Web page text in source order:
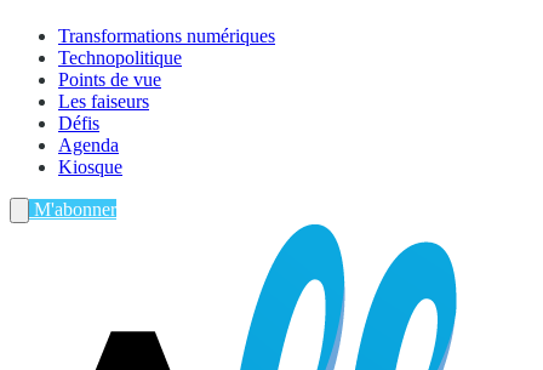
Transformations numériques
Technopolitique
Points de vue
Les faiseurs
Défis
Agenda
Kiosque
M'abonner